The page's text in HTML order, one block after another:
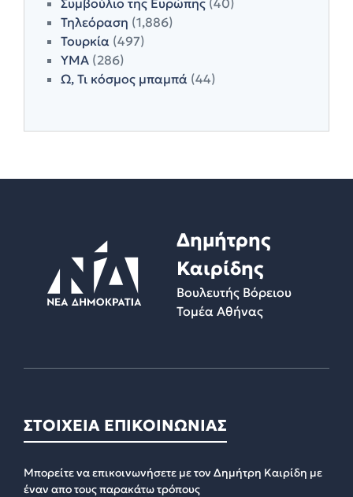
Τηλεόραση (1,886)
Τουρκία (497)
ΥΜΑ (286)
Ω, Τι κόσμος μπαμπά (44)
Δημήτρης
Καιρίδης
Βουλευτής Βόρειου
Τομέα Αθήνας
ΣΤΟΙΧΕΙΑ ΕΠΙΚΟΙΝΩΝΙΑΣ
Μπορείτε να επικοινωνήσετε με τον Δημήτρη Καιρίδη με
έναν απο τους παρακάτω τρόπους